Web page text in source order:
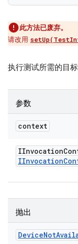
此方法已废弃。
请改用
执行测试所需的目标
参数
context
IInvocation
IInvocation
抛出
DeviceNot